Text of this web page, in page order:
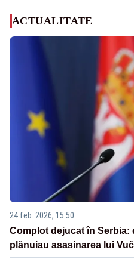
ACTUALITATE
24 feb. 2026, 15:50
Complot dejucat în
plănuiau asasinarea lui